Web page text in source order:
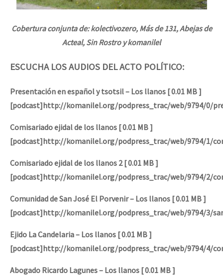
Cobertura conjunta de: kolectivozero, Más de 131, Abejas de
Acteal, Sin Rostro y komanilel
ESCUCHA LOS AUDIOS DEL ACTO POLÍTICO:
Presentación en español y tsotsil – Los llanos [ 0.01 MB ]
[podcast]http://komanilel.org/podpress_trac/web/9794/0/
Comisariado ejidal de los llanos [ 0.01 MB ]
[podcast]http://komanilel.org/podpress_trac/web/9794/1/
Comisariado ejidal de los llanos 2 [ 0.01 MB ]
[podcast]http://komanilel.org/podpress_trac/web/9794/2/
Comunidad de San José El Porvenir – Los llanos [ 0.01 MB ]
[podcast]http://komanilel.org/podpress_trac/web/9794/3/
Ejido La Candelaria – Los llanos [ 0.01 MB ]
[podcast]http://komanilel.org/podpress_trac/web/9794/4/
Abogado Ricardo Lagunes – Los llanos [ 0.01 MB ]